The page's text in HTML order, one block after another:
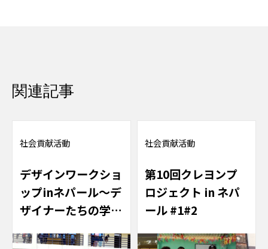
関連記事
社会貢献活動
デザインワークショ
ップinネパール～デ
ザイナーたちの学び
社会貢献活動
第10回クレヨンプ
ロジェクト in ネパ
ール #1#2